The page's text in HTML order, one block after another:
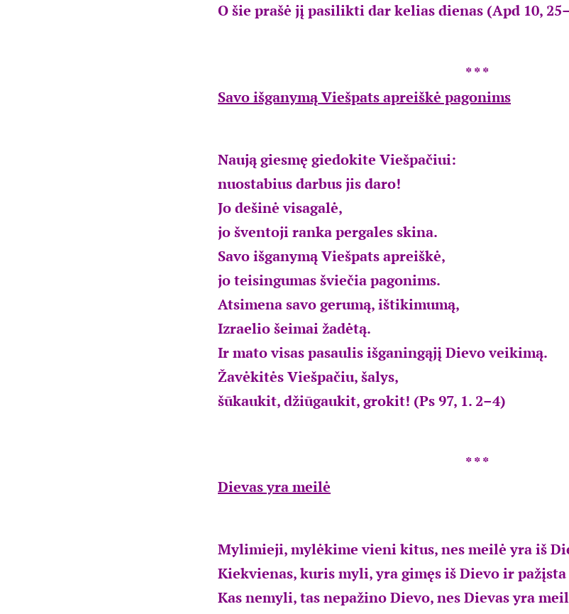
O šie prašė jį pasilikti dar kelias dienas (Apd 10,
* * *
Savo išganymą Viešpats apreiškė pagonims
Naują giesmę giedokite Viešpačiui:
nuostabius darbus jis daro!
Jo dešinė visagalė,
jo šventoji ranka pergales skina.
Savo išganymą Viešpats apreiškė,
jo teisingumas šviečia pagonims.
Atsimena savo gerumą, ištikimumą,
Izraelio šeimai žadėtą.
Ir mato visas pasaulis išganingąjį Dievo veikimą.
Žavėkitės Viešpačiu, šalys,
šūkaukit, džiūgaukit, grokit! (Ps 97, 1. 2–4)
* * *
Dievas yra meilė
Mylimieji, mylėkime vieni kitus, nes meilė yra iš
Kiekvienas, kuris myli, yra gimęs iš Dievo ir pažįsta
Kas nemyli, tas nepažino Dievo, nes Dievas yra